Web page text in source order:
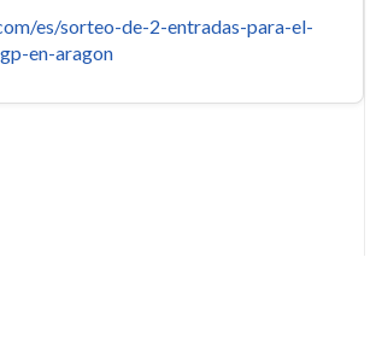
es/sorteo-de-2-entradas-para-el-
en-aragon